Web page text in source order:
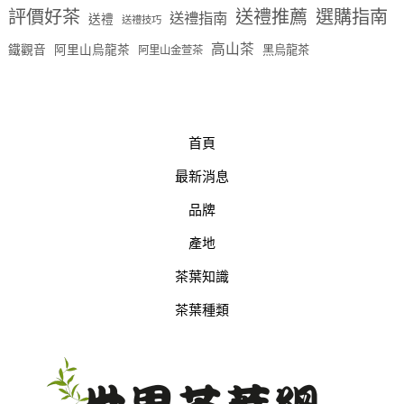
評價好茶 送禮 送禮技巧 送禮指南 送禮推薦 選購指南
鐵觀音 阿里山烏龍茶 阿里山金萱茶 高山茶 黑烏龍茶
首頁
最新消息
品牌
產地
茶葉知識
茶葉種類